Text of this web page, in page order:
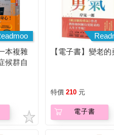
本複雜
候群自
【電子書】變老的
特價 210 元
電子書